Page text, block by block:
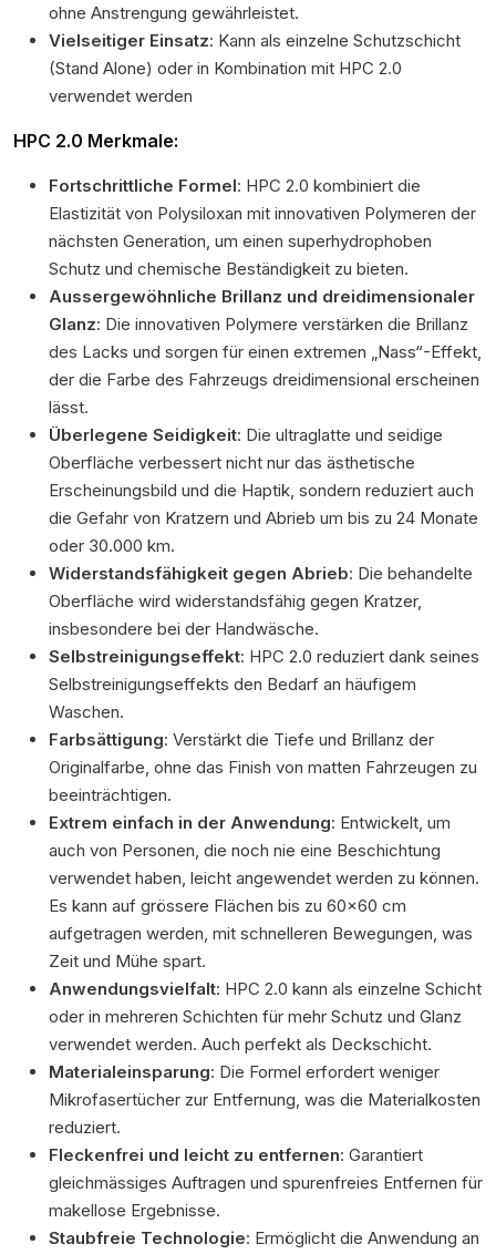
ohne Anstrengung gewährleistet.
Vielseitiger Einsatz: Kann als einzelne Schutzschicht
(Stand Alone) oder in Kombination mit HPC 2.0
verwendet werden
HPC 2.0 Merkmale:
Fortschrittliche Formel: HPC 2.0 kombiniert die
Elastizität von Polysiloxan mit innovativen Polymeren der
nächsten Generation, um einen superhydrophoben
Schutz und chemische Beständigkeit zu bieten.
Aussergewöhnliche Brillanz und dreidimensionaler
Glanz: Die innovativen Polymere verstärken die Brillanz
des Lacks und sorgen für einen extremen „Nass“-Effekt,
der die Farbe des Fahrzeugs dreidimensional erscheinen
lässt.
Überlegene Seidigkeit: Die ultraglatte und seidige
Oberfläche verbessert nicht nur das ästhetische
Erscheinungsbild und die Haptik, sondern reduziert auch
die Gefahr von Kratzern und Abrieb um bis zu 24 Monate
oder 30.000 km.
Widerstandsfähigkeit gegen Abrieb: Die behandelte
Oberfläche wird widerstandsfähig gegen Kratzer,
insbesondere bei der Handwäsche.
Selbstreinigungseffekt: HPC 2.0 reduziert dank seines
Selbstreinigungseffekts den Bedarf an häufigem
Waschen.
Farbsättigung: Verstärkt die Tiefe und Brillanz der
Originalfarbe, ohne das Finish von matten Fahrzeugen zu
beeinträchtigen.
Extrem einfach in der Anwendung: Entwickelt, um
auch von Personen, die noch nie eine Beschichtung
verwendet haben, leicht angewendet werden zu können.
Es kann auf grössere Flächen bis zu 60×60 cm
aufgetragen werden, mit schnelleren Bewegungen, was
Zeit und Mühe spart.
Anwendungsvielfalt: HPC 2.0 kann als einzelne Schicht
oder in mehreren Schichten für mehr Schutz und Glanz
verwendet werden. Auch perfekt als Deckschicht.
Materialeinsparung: Die Formel erfordert weniger
Mikrofasertücher zur Entfernung, was die Materialkosten
reduziert.
Fleckenfrei und leicht zu entfernen: Garantiert
gleichmässiges Auftragen und spurenfreies Entfernen für
makellose Ergebnisse.
Staubfreie Technologie: Ermöglicht die Anwendung an